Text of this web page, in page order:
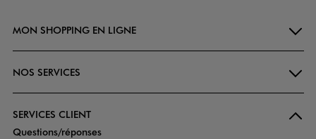
MON SHOPPING EN LIGNE
NOS SERVICES
SERVICES CLIENT
Questions/réponses